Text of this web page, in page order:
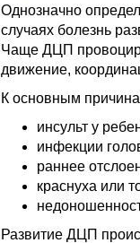
Однозначно
случаях болезнь
Чаще ДЦП
движение,
К основным
инсульт у
инфекции
раннее
краснуха или
Развитие ДЦП